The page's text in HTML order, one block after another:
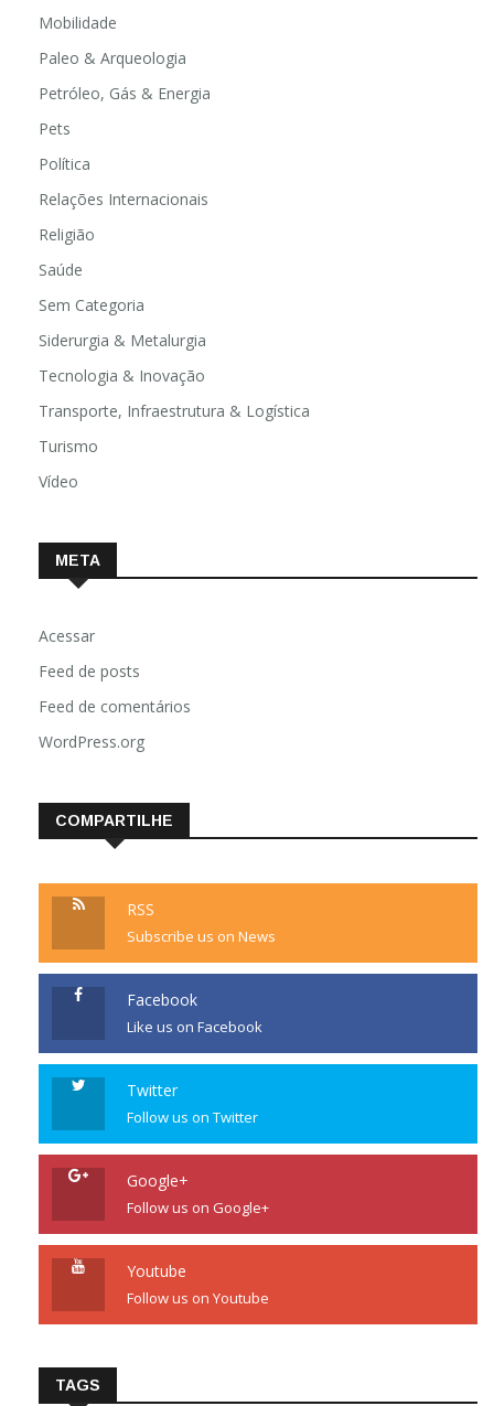
Mobilidade
Paleo & Arqueologia
Petróleo, Gás & Energia
Pets
Política
Relações Internacionais
Religião
Saúde
Sem Categoria
Siderurgia & Metalurgia
Tecnologia & Inovação
Transporte, Infraestrutura & Logística
Turismo
Vídeo
META
Acessar
Feed de posts
Feed de comentários
WordPress.org
COMPARTILHE
RSS
Subscribe us on News
Facebook
Like us on Facebook
Twitter
Follow us on Twitter
Google+
Follow us on Google+
Youtube
Follow us on Youtube
TAGS